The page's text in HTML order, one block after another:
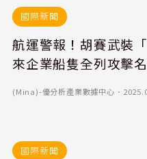
國際新聞
航運警報！胡賽武裝
來企業船隻全列攻擊名
(Mina)-優分析產業數據中心 ．
國際新聞